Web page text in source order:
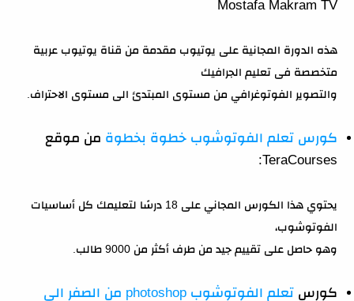
Mostafa Makram TV
هذه الدورة المجانية على يوتيوب مقدمة من قناة يوتيوب عربية
متخصصة فى تعليم الجرافيك
والتصوير الفوتوغرافي من مستوى المبتدئ الى مستوى الاحتراف.
كورس تعلم الفوتوشوب خطوة بخطوة من موقع
TeraCourses:
يحتوي هذا الكورس المجاني على 18 درسًا لتعليمك كل أساسيات
الفوتوشوب،
وهو حاصل على تقييم جيد من طرف أكثر من 9000 طالب.
كورس
تعلم الفوتوشوب photoshop من الصفر الى